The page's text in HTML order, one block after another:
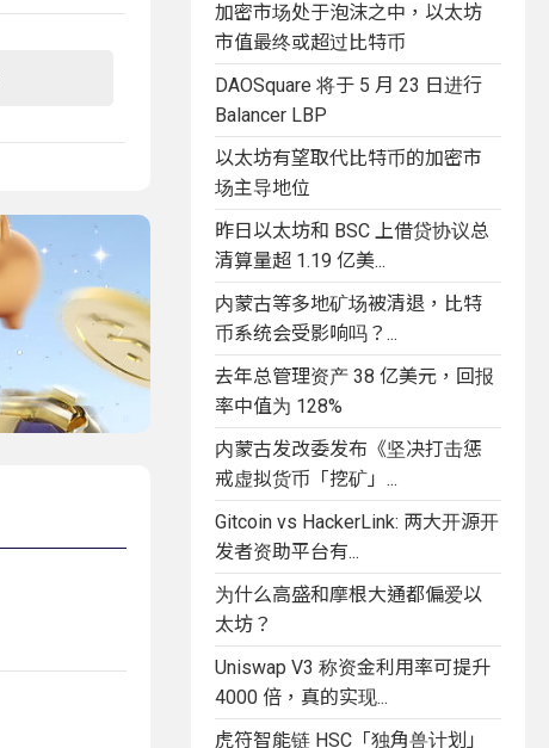
加密市场处于泡沫之中，以太坊
市值最终或超过比特币
DAOSquare 将于 5 月 23 日进行
Balancer LBP
以太坊有望取代比特币的加密市
场主导地位
昨日以太坊和 BSC 上借贷协议总
清算量超 1.19 亿美...
内蒙古等多地矿场被清退，比特
币系统会受影响吗？...
去年总管理资产 38 亿美元，回报
率中值为 128%
内蒙古发改委发布《坚决打击惩
戒虚拟货币「挖矿」...
Gitcoin vs HackerLink: 两大开源开
发者资助平台有...
为什么高盛和摩根大通都偏爱以
太坊？
Uniswap V3 称资金利用率可提升
4000 倍，真的实现...
虎符智能链 HSC「独角兽计划」